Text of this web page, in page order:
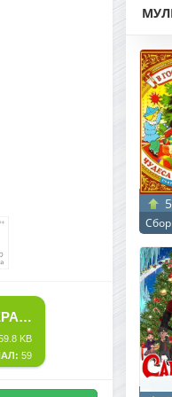
СКАЧАТЬ ТОРРЕНТ РЕСТОРАН НА КРАЮ СВЕТА / LA RÉPARATION (2024) WEB-DLRIP ОТ ELEKTRI4KA | P | КИПАРИС
KB
59